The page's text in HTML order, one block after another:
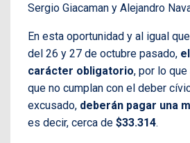
Sergio Giacaman y Alejandro
En esta oportunidad y al igual
del 26 y 27 de octubre pasado,
carácter obligatorio, por lo
que no cumplan con el deber
excusado, deberán pagar una
es decir, cerca de $33.314.